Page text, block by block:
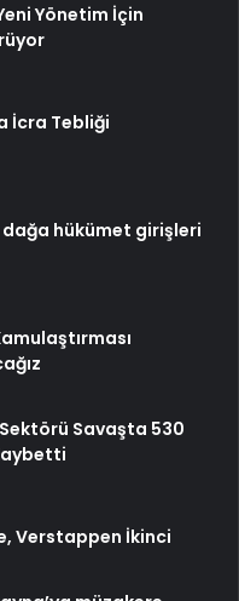
Yönetim İçin
İcra Tebliği
dağa hükümet girişleri
Savaşta 530
Verstappen İkinci